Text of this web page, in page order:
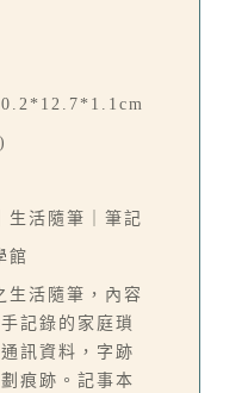
生活隨筆｜筆記
館
生活隨筆，內容
記錄的家庭瑣
訊資料，字跡
痕跡。記事本